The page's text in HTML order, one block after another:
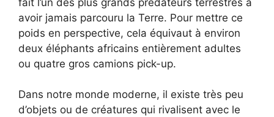
avoir jamais parcouru la Terre. Pour mettre ce
poids en perspective, cela équivaut à environ
deux éléphants africains entièrement adultes
ou quatre gros camions pick-up.
Dans notre monde moderne, il existe très peu
d’objets ou de créatures qui rivalisent avec le